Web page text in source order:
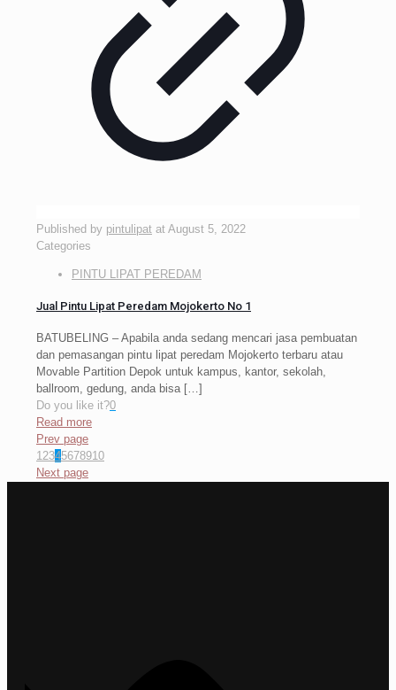
Published by pintulipat at August 5, 2022
Categories
PINTU LIPAT PEREDAM
Jual Pintu Lipat Peredam Mojokerto No 1
BATUBELING – Apabila anda sedang mencari jasa pembuatan
dan pemasangan pintu lipat peredam Mojokerto terbaru atau
Movable Partition Depok untuk kampus, kantor, sekolah,
ballroom, gedung, anda bisa[…]
Do you like it?0
Read more
Prev page
12345678910
Next page